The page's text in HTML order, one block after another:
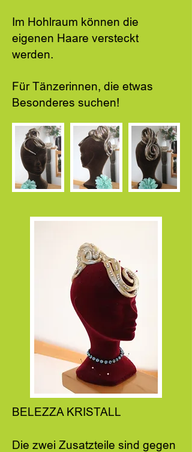
Im Hohlraum können die
eigenen Haare versteckt
werden.
Für Tänzerinnen, die etwas
Besonderes suchen!
BELEZZA KRISTALL
Die zwei Zusatzteile sind gegen